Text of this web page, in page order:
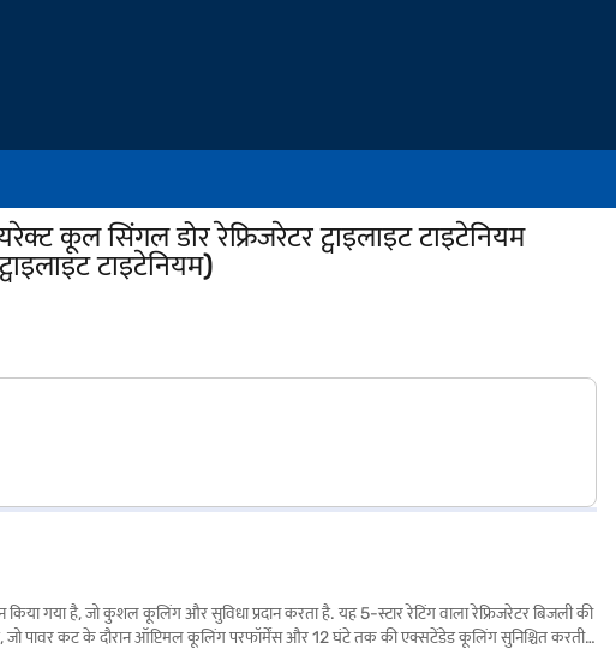
कूल सिंगल डोर रेफ्रिजरेटर ट्वाइलाइट टाइटेनियम
टाइटेनियम)
गया है, जो कुशल कूलिंग और सुविधा प्रदान करता है. यह 5-स्टार रेटिंग वाला रेफ्रिजरेटर बिजली की
पावर कट के दौरान ऑप्टिमल कूलिंग परफॉर्मेंस और 12 घंटे तक की एक्सटेंडेड कूलिंग सुनिश्चित करती